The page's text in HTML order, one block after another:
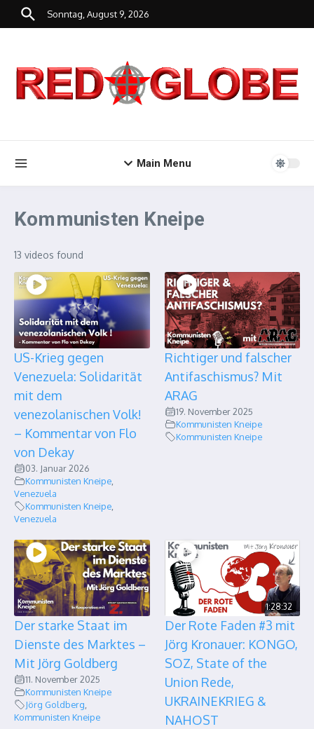
Zum Inhalt springen
Sonntag, August 9, 2026
Main Menu
Kommunisten Kneipe
13 videos found
US-Krieg gegen
Venezuela: Solidarität
mit dem
venezolanischen Volk!
– Kommentar von Flo
von Dekay
03. Januar 2026
Kommunisten Kneipe
Venezuela
Kommunisten Kneipe
Venezuela
Richtiger und falscher
Antifaschismus? Mit
ARAG
19. November 2025
Kommunisten Kneipe
Kommunisten Kneipe
Der starke Staat im
Dienste des Marktes –
Mit Jörg Goldberg
11. November 2025
Kommunisten Kneipe
Jörg Goldberg
Kommunisten Kneipe
1:28:32
Der Rote Faden #3 mit
Jörg Kronauer: KONGO,
SOZ, State of the
Union Rede,
UKRAINEKRIEG &
NAHOST